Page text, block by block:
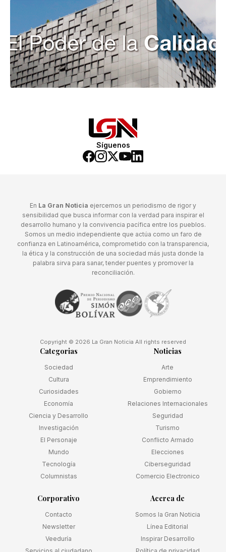
Síguenos
En La Gran Noticia ejercemos un periodismo de rigor y
sensibilidad que busca informar con la verdad para inspirar el
desarrollo humano y la convivencia pacífica entre los pueblos.
Somos un medio independiente que actúa como un faro de
confianza en Latinoamérica, comprometido con la transparencia,
la ética y la construcción de una sociedad más justa donde la
palabra sirva para sanar, tender puentes y promover la
reconciliación.
Copyright © 2026 La Gran Noticia All rights reserved
Categorias
Sociedad
Cultura
Curiosidades
Economía
Ciencia y Desarrollo
Investigación
El Personaje
Mundo
Tecnología
Columnistas
Noticias
Arte
Emprendimiento
Gobierno
Relaciones Internacionales
Seguridad
Turismo
Conflicto Armado
Elecciones
Ciberseguridad
Comercio Electronico
Corporativo
Contacto
Newsletter
Veeduría
Acerca de
Somos la Gran Noticia
Línea Editorial
Inspirar Desarrollo